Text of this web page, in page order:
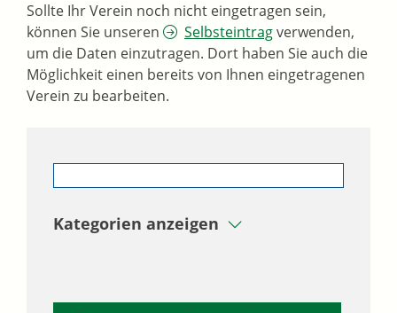
Sollte Ihr Verein noch nicht eingetragen sein,
können Sie unseren
Selbsteintragverwenden,
um die Daten einzutragen. Dort haben Sie auch die
Möglichkeit einen bereits von Ihnen eingetragenen
Verein zu bearbeiten.
Kategorien anzeigen